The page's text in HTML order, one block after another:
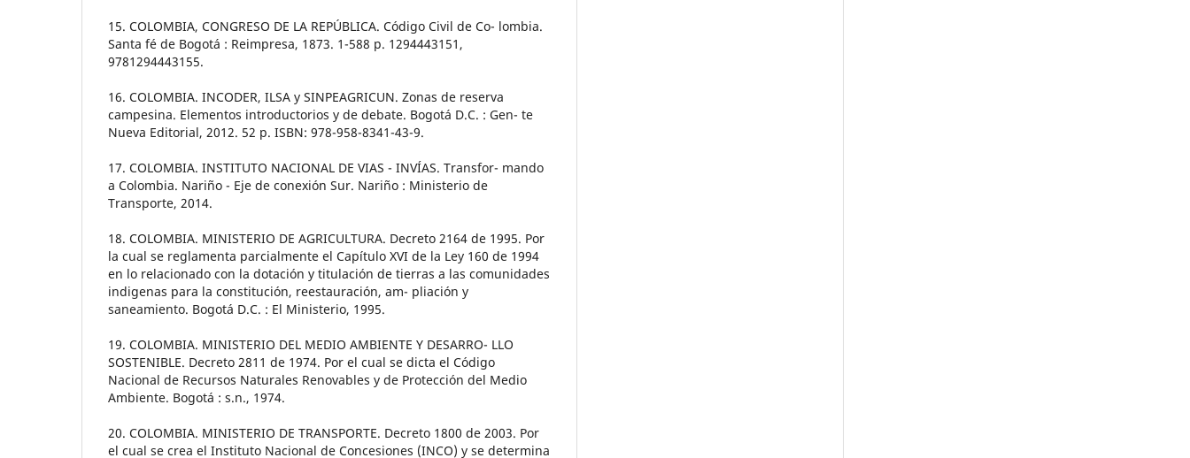
15. COLOMBIA, CONGRESO DE LA REPÚBLICA. Código Civil de Co- lombia.
Santa fé de Bogotá : Reimpresa, 1873. 1-588 p. 1294443151,
9781294443155.
16. COLOMBIA. INCODER, ILSA y SINPEAGRICUN. Zonas de reserva
campesina. Elementos introductorios y de debate. Bogotá D.C. : Gen- te
Nueva Editorial, 2012. 52 p. ISBN: 978-958-8341-43-9.
17. COLOMBIA. INSTITUTO NACIONAL DE VIAS - INVÍAS. Transfor- mando
a Colombia. Nariño - Eje de conexión Sur. Nariño : Ministerio de
Transporte, 2014.
18. COLOMBIA. MINISTERIO DE AGRICULTURA. Decreto 2164 de 1995. Por
la cual se reglamenta parcialmente el Capítulo XVI de la Ley 160 de 1994
en lo relacionado con la dotación y titulación de tierras a las comunidades
indigenas para la constitución, reestauración, am- pliación y
saneamiento. Bogotá D.C. : El Ministerio, 1995.
19. COLOMBIA. MINISTERIO DEL MEDIO AMBIENTE Y DESARRO- LLO
SOSTENIBLE. Decreto 2811 de 1974. Por el cual se dicta el Código
Nacional de Recursos Naturales Renovables y de Protección del Medio
Ambiente. Bogotá : s.n., 1974.
20. COLOMBIA. MINISTERIO DE TRANSPORTE. Decreto 1800 de 2003. Por
el cual se crea el Instituto Nacional de Concesiones (INCO) y se determina